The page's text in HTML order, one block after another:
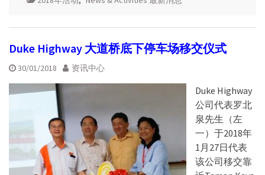
Duke Highway 大道桥底下停车场移交仪式
30/01/2018 资讯中心
Duke Highway
公司代表罗北
泉先生（左
一）于2018年
1月27日代表
该公司移交靠